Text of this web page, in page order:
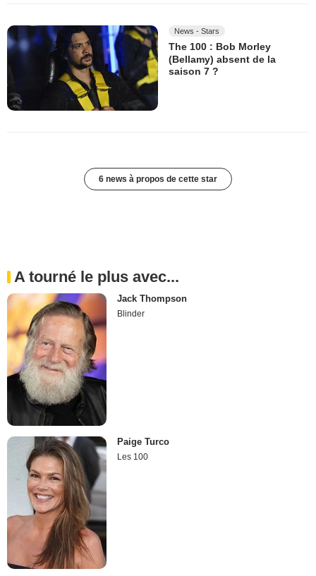
News - Stars
The 100 : Bob Morley
(Bellamy) absent de la
saison 7 ?
6 news à propos de cette star
A tourné le plus avec...
Jack Thompson
Blinder
Paige Turco
Les 100